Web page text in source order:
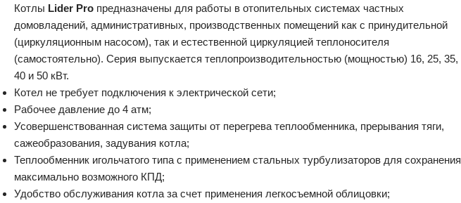
Котлы Lider Pro предназначены для работы в отопительных системах частных
домовладений, административных, производственных помещений как с принудительной
(циркуляционным насосом), так и естественной циркуляцией теплоносителя
(самостоятельно). Серия выпускается теплопроизводительностью (мощностью) 16, 25, 35,
40 и 50 кВт.
Котел не требует подключения к электрической сети;
Рабочее давление до 4 атм;
Усовершенствованная система защиты от перегрева теплообменника, прерывания тяги,
сажеобразования, задувания котла;
Теплообменник игольчатого типа с применением стальных турбулизаторов для сохранения
максимально возможного КПД;
Удобство обслуживания котла за счет применения легкосъемной облицовки;